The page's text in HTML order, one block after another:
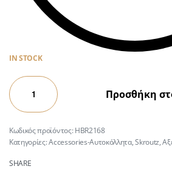
IN STOCK
Προσθήκη
HBR2168
Κατηγορίες:Accessories-Αυτοκόλλητα,Skroutz,
SHARE